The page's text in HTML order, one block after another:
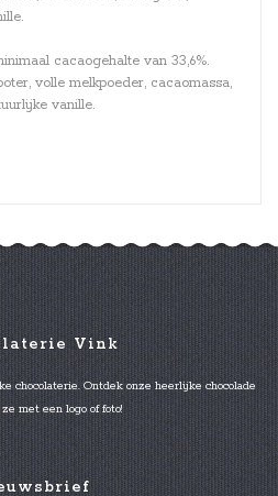
cacaogehalte van 33,6%.
volle melkpoeder, cacaomassa,
vanille.
Vink
chocolaterie. Ontdek onze heerlijke chocolade
met een logo of foto!